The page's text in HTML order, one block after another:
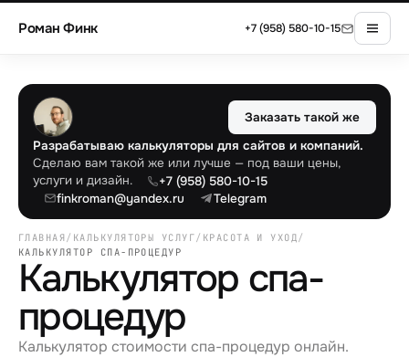
Роман Финк +7 (958) 580-10-15
Разрабатываю калькуляторы для сайтов и компаний.
Сделаю вам такой же или лучше — под ваши цены,
услуги и дизайн.
+7 (958) 580-10-15
finkroman@yandex.ru
Telegram
Заказать такой же
ГЛАВНАЯ/ КАЛЬКУЛЯТОРЫ УСЛУГ/ КРАСОТА И УХОД/
КАЛЬКУЛЯТОР СПА-ПРОЦЕДУР
Калькулятор спа-
процедур
Калькулятор стоимости спа-процедур онлайн.